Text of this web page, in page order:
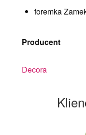
foremka
Producent
Decora